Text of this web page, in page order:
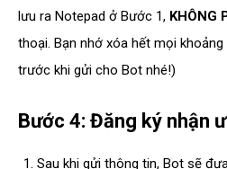
lưu ra Notepad ở Bước 1, KHÔNG
thoại. Bạn nhớ xóa hết mọi
trước khi gửi cho Bot nhé!)
Bước 4: Đăng ký nhận
Sau khi gửi thông tin, Bot sẽ